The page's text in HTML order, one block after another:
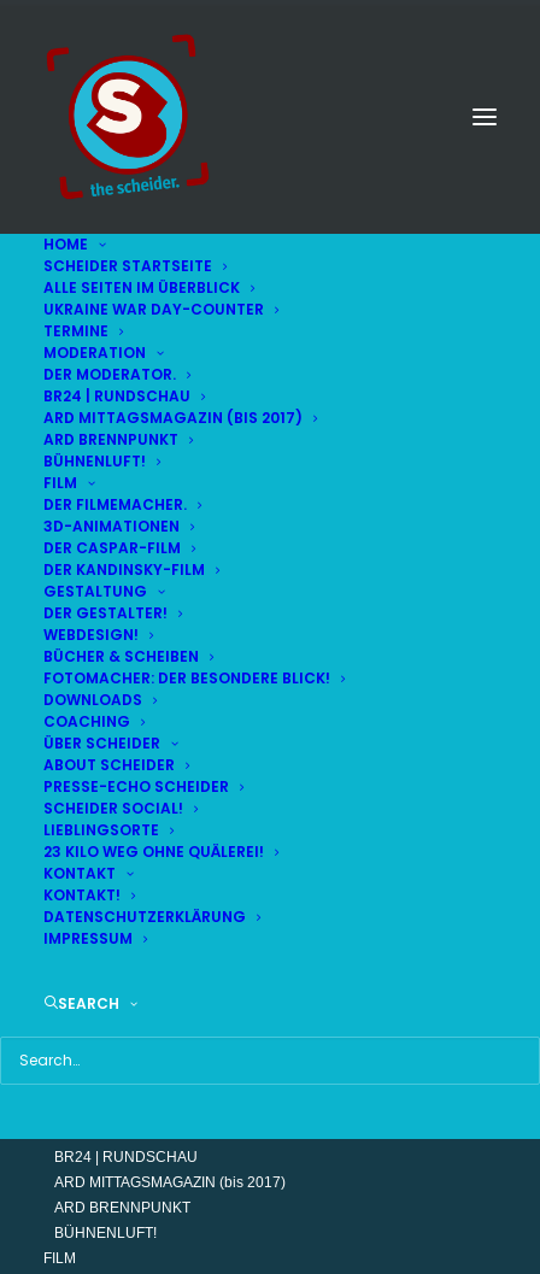
HOME
SCHEIDER STARTSEITE
ALLE SEITEN IM ÜBERBLICK
UKRAINE WAR DAY-COUNTER
TERMINE
MODERATION
DER MODERATOR.
BR24 | RUNDSCHAU
ARD MITTAGSMAGAZIN (BIS 2017)
ARD BRENNPUNKT
BÜHNENLUFT!
FILM
DER FILMEMACHER.
3D-ANIMATIONEN
DER CASPAR-FILM
DER KANDINSKY-FILM
GESTALTUNG
DER GESTALTER!
WEBDESIGN!
BÜCHER & SCHEIBEN
FOTOMACHER: DER BESONDERE BLICK!
DOWNLOADS
COACHING
ÜBER SCHEIDER
ABOUT SCHEIDER
PRESSE-ECHO SCHEIDER
SCHEIDER SOCIAL!
LIEBLINGSORTE
23 KILO WEG OHNE QUÄLEREI!
KONTAKT
KONTAKT!
DATENSCHUTZERKLÄRUNG
IMPRESSUM
SEARCH
© STEFAN SCHEIDER
LIVE(alle Termine
DEMNÄCHST:
SO
09
AUG
BR24 | 18.30 UHR
BR MÜNCHEN FREIMANN
HAUPTMENÜ
SCHEIDER STARTSEITE
UKRAINE WAR DAY-COUNTER
TERMINE
BR24 | RUNDSCHAU
ARD MITTAGSMAGAZIN (bis 2017)
ARD BRENNPUNKT
BÜHNENLUFT!
FILM